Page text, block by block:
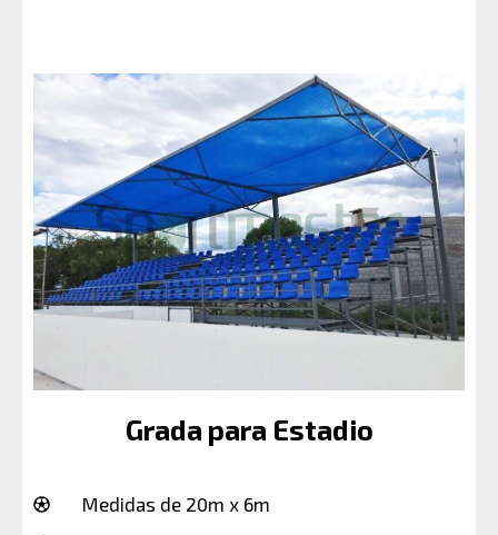
Grada para Estadio
Medidas de 20m x 6m